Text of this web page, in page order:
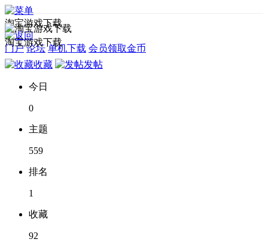
淘宝游戏下载
门户 论坛 单机下载 会员领取金币
淘宝游戏下载
收藏 发帖
今日
0
主题
559
排名
1
收藏
92